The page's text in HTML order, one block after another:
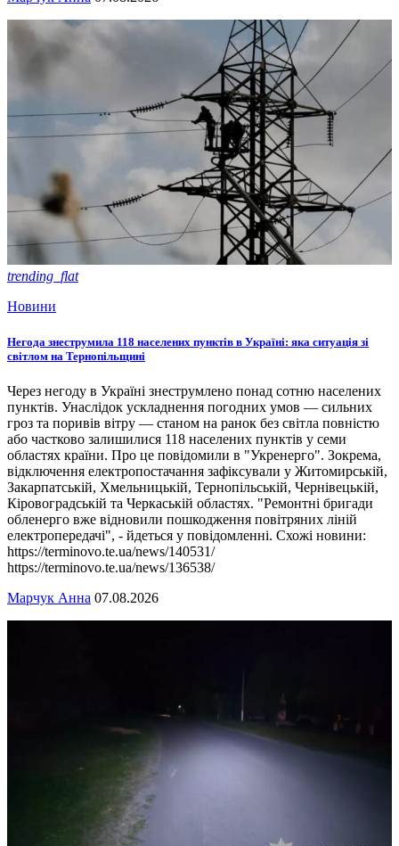
trending_flat
Новини
Негода знеструмила 118 населених пунктів в Україні: яка ситуація зі
світлом на Тернопільщині
Через негоду в Україні знеструмлено понад сотню населених
пунктів. Унаслідок ускладнення погодних умов — сильних
гроз та поривів вітру — станом на ранок без світла повністю
або частково залишилися 118 населених пунктів у семи
областях країни. Про це повідомили в "Укренерго". Зокрема,
відключення електропостачання зафіксували у Житомирській,
Закарпатській, Хмельницькій, Тернопільській, Чернівецькій,
Кіровоградській та Черкаській областях. "Ремонтні бригади
обленерго вже відновили пошкодження повітряних ліній
електропередачі", - йдеться у повідомленні. Схожі новини:
https://terminovo.te.ua/news/140531/
https://terminovo.te.ua/news/136538/
Марчук Анна 07.08.2026